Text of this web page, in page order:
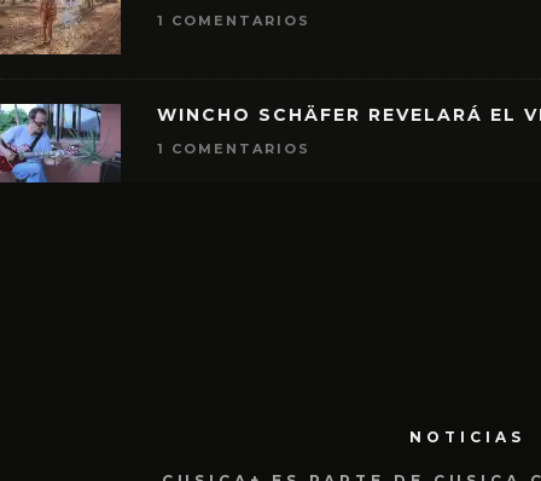
1 COMENTARIOS
WINCHO SCHÄFER REVELARÁ EL
1 COMENTARIOS
NOTICIAS